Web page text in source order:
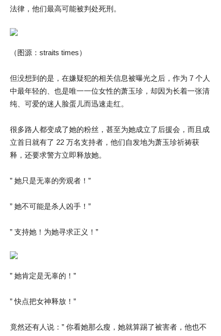
法律，他们最高可能被判处死刑。
（图源：straits times）
但没想到的是，在嫌疑犯的相关信息被曝光之后，作为 7 个人
中最年轻的、也是唯一一位女性的萧玉珍，却因为长着一张清
纯、可爱的迷人脸蛋儿而迅速走红。
很多路人都变成了她的粉丝，甚至为她成立了后援会，而且成
立首日就有了 22 万名支持者，他们自发地为萧玉珍祈祷获
释，还要求警方立即释放她。
” 她只是无辜的旁观者！”
” 她不可能是杀人凶手！”
” 支持她！为她寻求正义！”
” 她肯定是无辜的！”
” 快点把女神释放！”
竟然还有人说：” 你看她那么瘦，她就算踢了被害者，他也不